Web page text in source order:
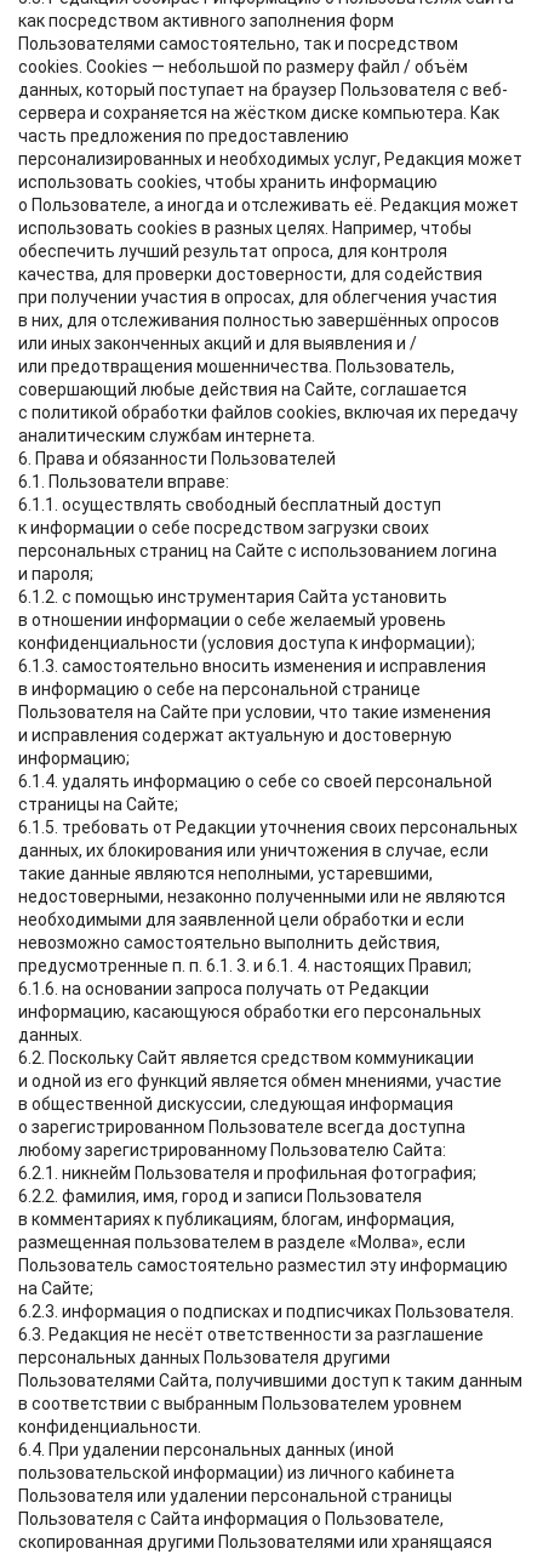
как посредством активного заполнения форм
Пользователями самостоятельно, так и посредством
cookies. Cookies — небольшой по размеру файл / объём
данных, который поступает на браузер Пользователя с веб-
сервера и сохраняется на жёстком диске компьютера. Как
часть предложения по предоставлению
персонализированных и необходимых услуг, Редакция может
использовать сооkies, чтобы хранить информацию
о Пользователе, а иногда и отслеживать её. Редакция может
использовать сookies в разных целях. Например, чтобы
обеспечить лучший результат опроса, для контроля
качества, для проверки достоверности, для содействия
при получении участия в опросах, для облегчения участия
в них, для отслеживания полностью завершённых опросов
или иных законченных акций и для выявления и /
или предотвращения мошенничества. Пользователь,
совершающий любые действия на Сайте, соглашается
с политикой обработки файлов сookies, включая их передачу
аналитическим службам интернета.
6. Права и обязанности Пользователей
6.1. Пользователи вправе:
6.1.1. осуществлять свободный бесплатный доступ
к информации о себе посредством загрузки своих
персональных страниц на Сайте с использованием логина
и пароля;
6.1.2. с помощью инструментария Сайта установить
в отношении информации о себе желаемый уровень
конфиденциальности (условия доступа к информации);
6.1.3. самостоятельно вносить изменения и исправления
в информацию о себе на персональной странице
Пользователя на Сайте при условии, что такие изменения
и исправления содержат актуальную и достоверную
информацию;
6.1.4. удалять информацию о себе со своей персональной
страницы на Сайте;
6.1.5. требовать от Редакции уточнения своих персональных
данных, их блокирования или уничтожения в случае, если
такие данные являются неполными, устаревшими,
недостоверными, незаконно полученными или не являются
необходимыми для заявленной цели обработки и если
невозможно самостоятельно выполнить действия,
предусмотренные п. п. 6.1. 3. и 6.1. 4. настоящих Правил;
6.1.6. на основании запроса получать от Редакции
информацию, касающуюся обработки его персональных
данных.
6.2. Поскольку Сайт является средством коммуникации
и одной из его функций является обмен мнениями, участие
в общественной дискуссии, следующая информация
о зарегистрированном Пользователе всегда доступна
любому зарегистрированному Пользователю Сайта:
6.2.1. никнейм Пользователя и профильная фотография;
6.2.2. фамилия, имя, город и записи Пользователя
в комментариях к публикациям, блогам, информация,
размещенная пользователем в разделе «Молва», если
Пользователь самостоятельно разместил эту информацию
на Сайте;
6.2.3. информация о подписках и подписчиках Пользователя.
6.3. Редакция не несёт ответственности за разглашение
персональных данных Пользователя другими
Пользователями Сайта, получившими доступ к таким данным
в соответствии с выбранным Пользователем уровнем
конфиденциальности.
6.4. При удалении персональных данных (иной
пользовательской информации) из личного кабинета
Пользователя или удалении персональной страницы
Пользователя с Сайта информация о Пользователе,
скопированная другими Пользователями или хранящаяся